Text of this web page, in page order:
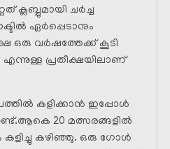
ക്ലബ്ബുമായി ചർച്ച
ഏർപ്പെടാനും
ഒരു വർഷത്തേക്ക് കൂടി
പ്രതീക്ഷയിലാണ്
കളിക്കാൻ ഇപ്പോൾ
20 മത്സരങ്ങളിൽ
കഴിഞ്ഞു. ഒരു ഗോൾ